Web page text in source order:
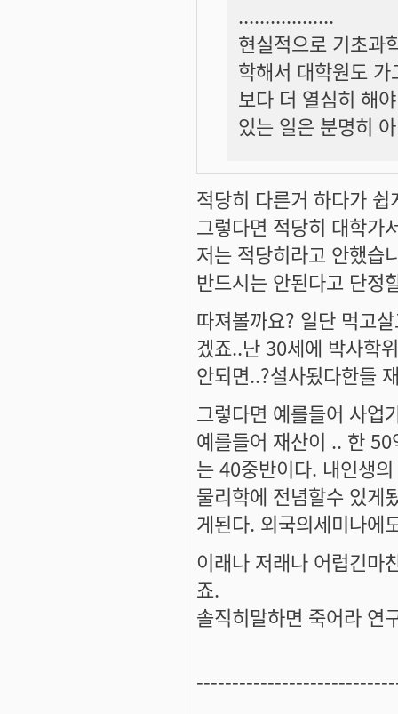
..................
현실적으로 기초과
학해서 대학원도
보다 더 열심히 해
있는 일은 분명히
적당히 다른거 하다가 쉽
그렇다면 적당히 대학가
저는 적당히라고 안했습
반드시는 안된다고 단정
따져볼까요? 일단 먹고
겠죠..난 30세에 박사학
안되면..?설사됬다한들
그렇다면 예를들어 사업
예를들어 재산이 .. 한
는 40중반이다. 내인생
물리학에 전념할수 있게
게된다. 외국의세미나에
이래나 저래나 어럽긴마
죠.
솔직히말하면 죽어라 연